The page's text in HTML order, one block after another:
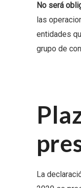
No será
las
entidades
grupo de
La